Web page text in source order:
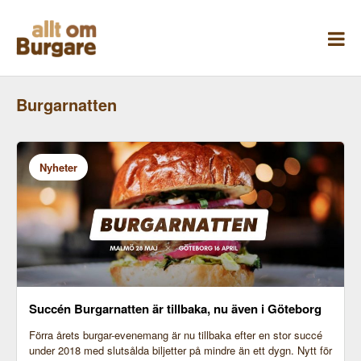
innehåll
Burgarnatten
Nyheter
Succén Burgarnatten är tillbaka, nu även i Göteborg
Förra årets burgar-evenemang är nu tillbaka efter en stor succé
under 2018 med slutsålda biljetter på mindre än ett dygn. Nytt för